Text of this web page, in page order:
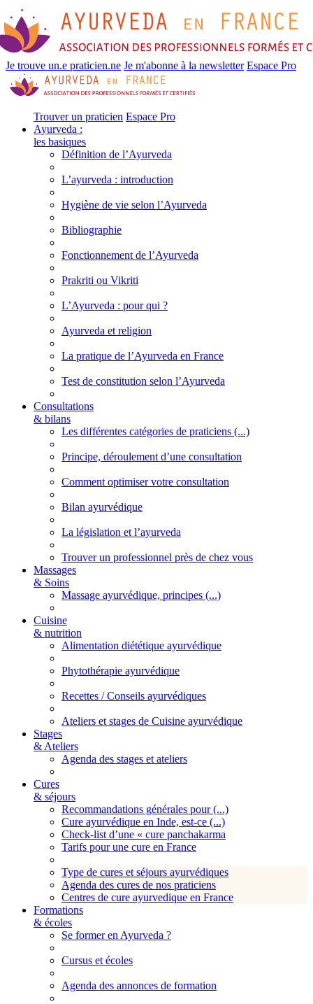
Je trouve un.e praticien.ne Je m'abonne à la newsletter Espace Pro
Trouver un praticien Espace Pro
Ayurveda :
les basiques
Définition de l’Ayurveda
L’ayurveda : introduction
Hygiène de vie selon l’Ayurveda
Bibliographie
Fonctionnement de l’Ayurveda
Prakriti ou Vikriti
L’Ayurveda : pour qui ?
Ayurveda et religion
La pratique de l’Ayurveda en France
Test de constitution selon l’Ayurveda
Consultations
& bilans
Les différentes catégories de praticiens (...)
Principe, déroulement d’une consultation
Comment optimiser votre consultation
Bilan ayurvédique
La législation et l’ayurveda
Trouver un professionnel près de chez vous
Massages
& Soins
Massage ayurvédique, principes (...)
Cuisine
& nutrition
Alimentation diététique ayurvédique
Phytothérapie ayurvédique
Recettes / Conseils ayurvédiques
Ateliers et stages de Cuisine ayurvédique
Stages
& Ateliers
Agenda des stages et ateliers
Cures
& séjours
Recommandations générales pour (...)
Cure ayurvédique en Inde, est-ce (...)
Check-list d’une « cure panchakarma
Tarifs pour une cure en France
Type de cures et séjours ayurvédiques
Agenda des cures de nos praticiens
Centres de cure ayurvedique en France
Formations
& écoles
Se former en Ayurveda ?
Cursus et écoles
Agenda des annonces de formation